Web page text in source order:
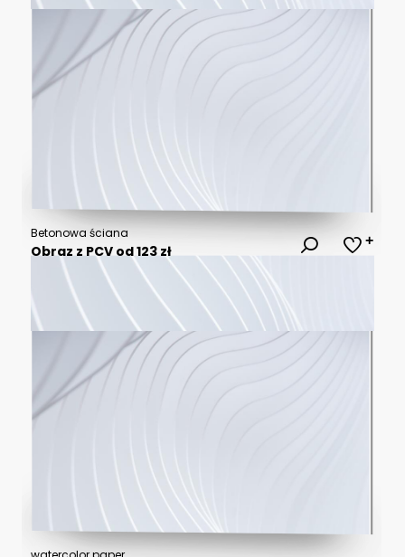
Betonowa ściana
Obraz z PCV od 123 zł